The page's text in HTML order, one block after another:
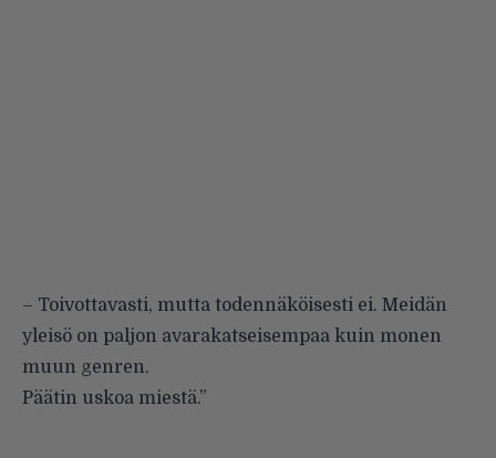
– Toivottavasti, mutta todennäköisesti ei. Meidän
yleisö on paljon avarakatseisempaa kuin monen
muun genren.
Päätin uskoa miestä.”